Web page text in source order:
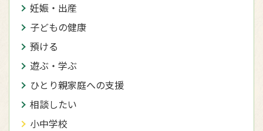
妊娠・出産
子どもの健康
預ける
遊ぶ・学ぶ
ひとり親家庭への支援
相談したい
小中学校